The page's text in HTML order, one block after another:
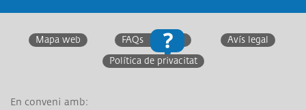
Mapa web FAQs Avís legal
Política de privacitat
En conveni amb: